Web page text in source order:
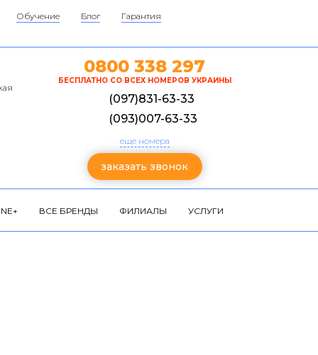
Обучение Блог
Гарантия
0800 338 297
БЕСПЛАТНО СО ВСЕХ НОМЕРОВ УКРАИНЫ
(097)831-63-33
(093)007-63-33
еще номера
заказать звонок
ВСЕ БРЕНДЫ ФИЛИАЛЫ УСЛУГИ